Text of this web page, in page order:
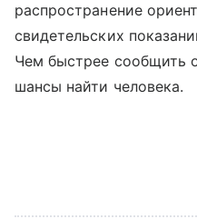
распространение
свидетельских
Чем быстрее сообщить
шансы найти человека.